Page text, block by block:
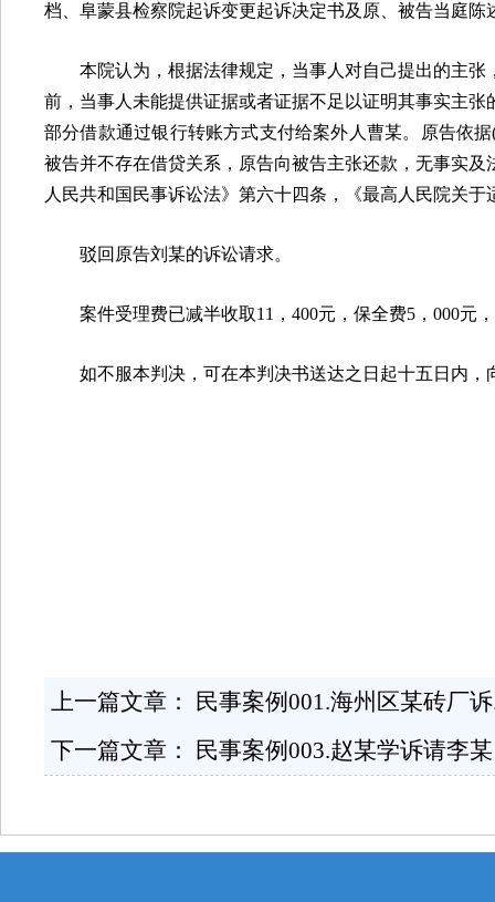
档、阜蒙县检察院起诉变更起诉决定书及原、被告当庭
本院认为，根据法律规定，当事人对自己提出的主
前，当事人未能提供证据或者证据不足以证明其事实主
部分借款通过银行转账方式支付给案外人曹某。原告依据
被告并不存在借贷关系，原告向被告主张还款，无事实
人民共和国民事诉讼法》第六十四条，《最高人民院关于
驳回原告刘某的诉讼请求。
案件受理费已减半收取11 ， 400元，保全费5 ， 000元
如不服本判决，可在本判决书送达之日起十五日内
上一篇文章： 民事案例001.海州区某砖厂诉
下一篇文章： 民事案例003.赵某学诉请李